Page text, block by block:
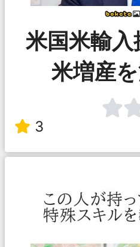
米国米輸
米増産
3